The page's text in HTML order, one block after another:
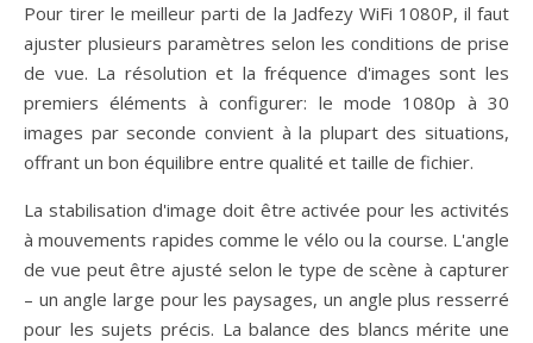
Pour tirer le meilleur parti de la Jadfezy WiFi 1080P, il faut
ajuster plusieurs paramètres selon les conditions de prise
de vue. La résolution et la fréquence d'images sont les
premiers éléments à configurer: le mode 1080p à 30
images par seconde convient à la plupart des situations,
offrant un bon équilibre entre qualité et taille de fichier.
La stabilisation d'image doit être activée pour les activités
à mouvements rapides comme le vélo ou la course. L'angle
de vue peut être ajusté selon le type de scène à capturer
– un angle large pour les paysages, un angle plus resserré
pour les sujets précis. La balance des blancs mérite une